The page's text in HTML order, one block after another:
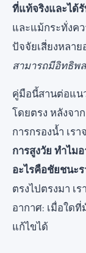
บรรทัด
ที่แท้จริงและได้
และแม้กระทั่งค
ปัจจัยเสี่ยงหลา
สามารถมีอิทธิพ
คู่มือนี้สานต่อแน
โดยตรง หลังจา
การกรองน้ำ เรา
การสูงวัย ทำไม
อะไรคือชัยชนะ
ตรงไปตรงมา เ
อากาศ: เมื่อใด
แก้ไขได้